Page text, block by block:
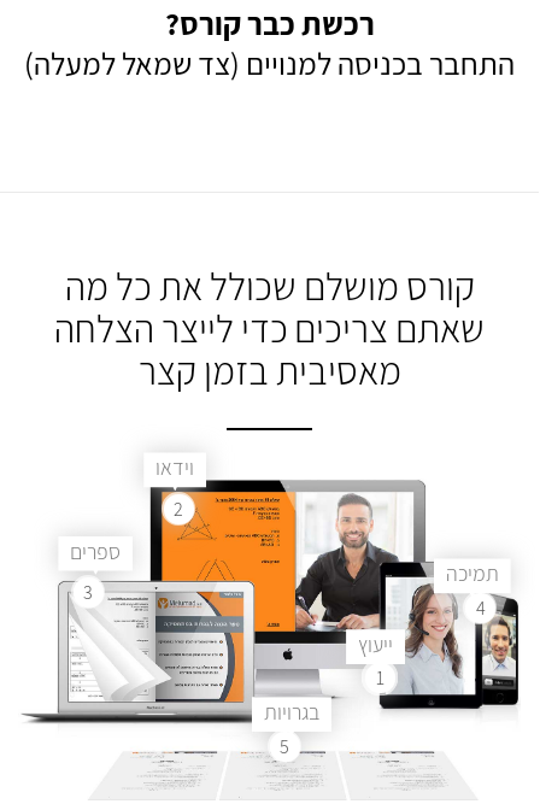
רכשת כבר קורס?
התחבר בכניסה למנויים (צד שמאל למעלה)
קורס מושלם שכולל את כל מה
שאתם צריכים כדי לייצר הצלחה
מאסיבית בזמן קצר
ייעוץ
1
וידאו
2
ספרים
3
תמיכה
4
בגרויות
5